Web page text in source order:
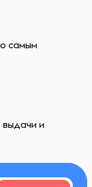
самым
выдачи и